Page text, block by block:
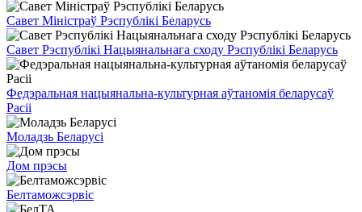
Савет Міністраў Рэспублікі Беларусь
Савет Рэспублікі Нацыянальнага сходу Рэспублікі Беларусь
Федэральная нацыянальна-культурная аўтаномія беларусаў
Расіі
Моладзь Беларусі
Дом прэсы
Белтаможсэрвіс